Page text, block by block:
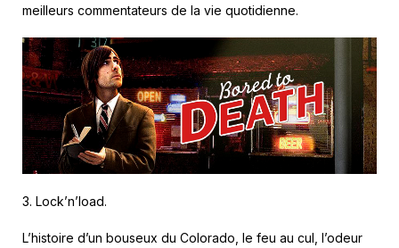
meilleurs commentateurs de la vie quotidienne.
3. Lock’n’load.
L’histoire d’un bouseux du Colorado, le feu au cul, l’odeur